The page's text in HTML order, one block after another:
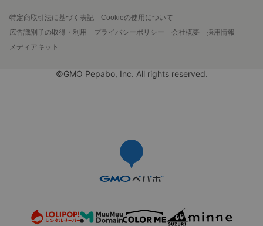
特定商取引法に基づく表記
Cookieの使用について
広告識別子の取得・利用
プライバシーポリシー 会社概要
採用情報
メディアキット
©GMO Pepabo, Inc. All rights reserved.